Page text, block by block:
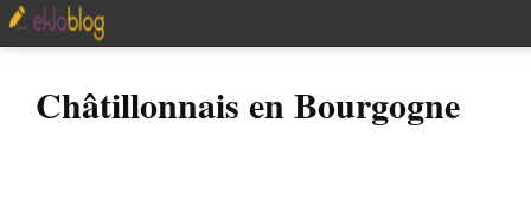
Châtillonnais en Bourgogne